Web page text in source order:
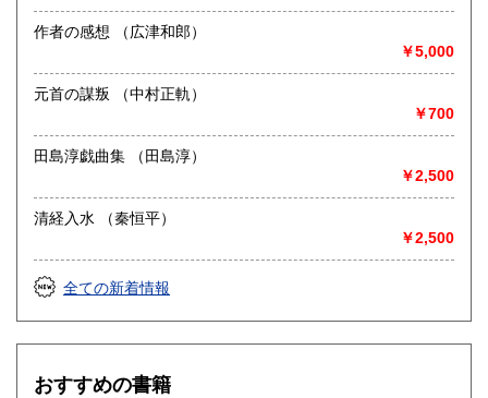
作者の感想 （広津和郎）
￥5,000
元首の謀叛 （中村正軌）
￥700
田島淳戯曲集 （田島淳）
￥2,500
清経入水 （秦恒平）
￥2,500
全ての新着情報
おすすめの書籍